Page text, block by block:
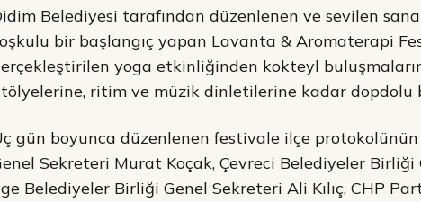
Belediyesi tarafından düzenlenen ve sevilen
bir başlangıç yapan Lavanta & Aromaterapi
yoga etkinliğinden kokteyl
ritim ve müzik dinletilerine kadar dopdolu
gün boyunca düzenlenen festivale ilçe protokolünün
Sekreteri Murat Koçak, Çevreci Belediyeler Birliği
Belediyeler Birliği Genel Sekreteri Ali Kılıç, CHP